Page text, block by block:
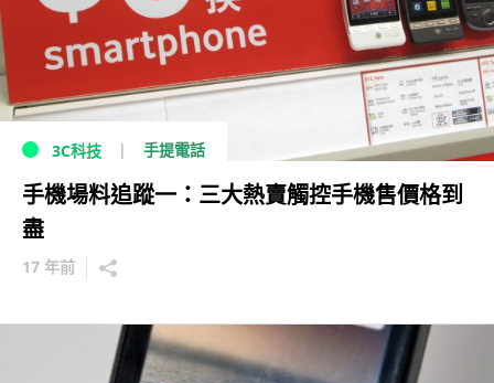
3C科技 手提電話
手機場料追蹤一：三大熱賣觸控手機售價格到
盡
17 年前